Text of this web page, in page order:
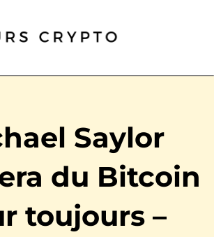
Saylor
du Bitcoin
toujours –